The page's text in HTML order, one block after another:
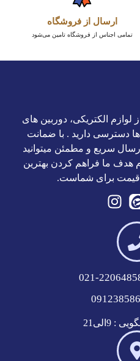
ارسال از فروشگاه
تمامی اجناس از فروشگاه تامین می‌شود
لوازم الکتریکی، دوربین های
دسترسی دارید . با ضمانت
24 ساعت و ارسال سریع و مطمئن میتوانید
هدف ما فراهم کردن بهترین
قیمت برای شماست.
9الی21